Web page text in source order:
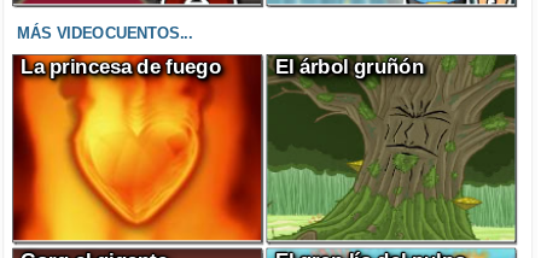
MÁS VIDEOCUENTOS...
La princesa de fuego El árbol gruñón